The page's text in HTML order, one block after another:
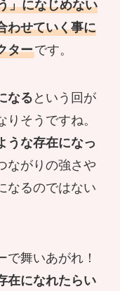
」になじめない
わせていく事に
ターです。
なる という回が
そうですね。
うな存在になっ
ながりの強さや
なるのではない
舞いあがれ！
在になれたらい